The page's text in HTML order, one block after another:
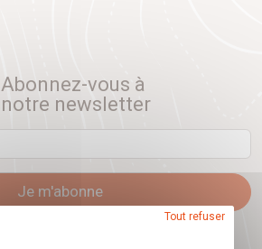
Abonnez-vous à
notre newsletter
Je m'abonne
Tout refuser